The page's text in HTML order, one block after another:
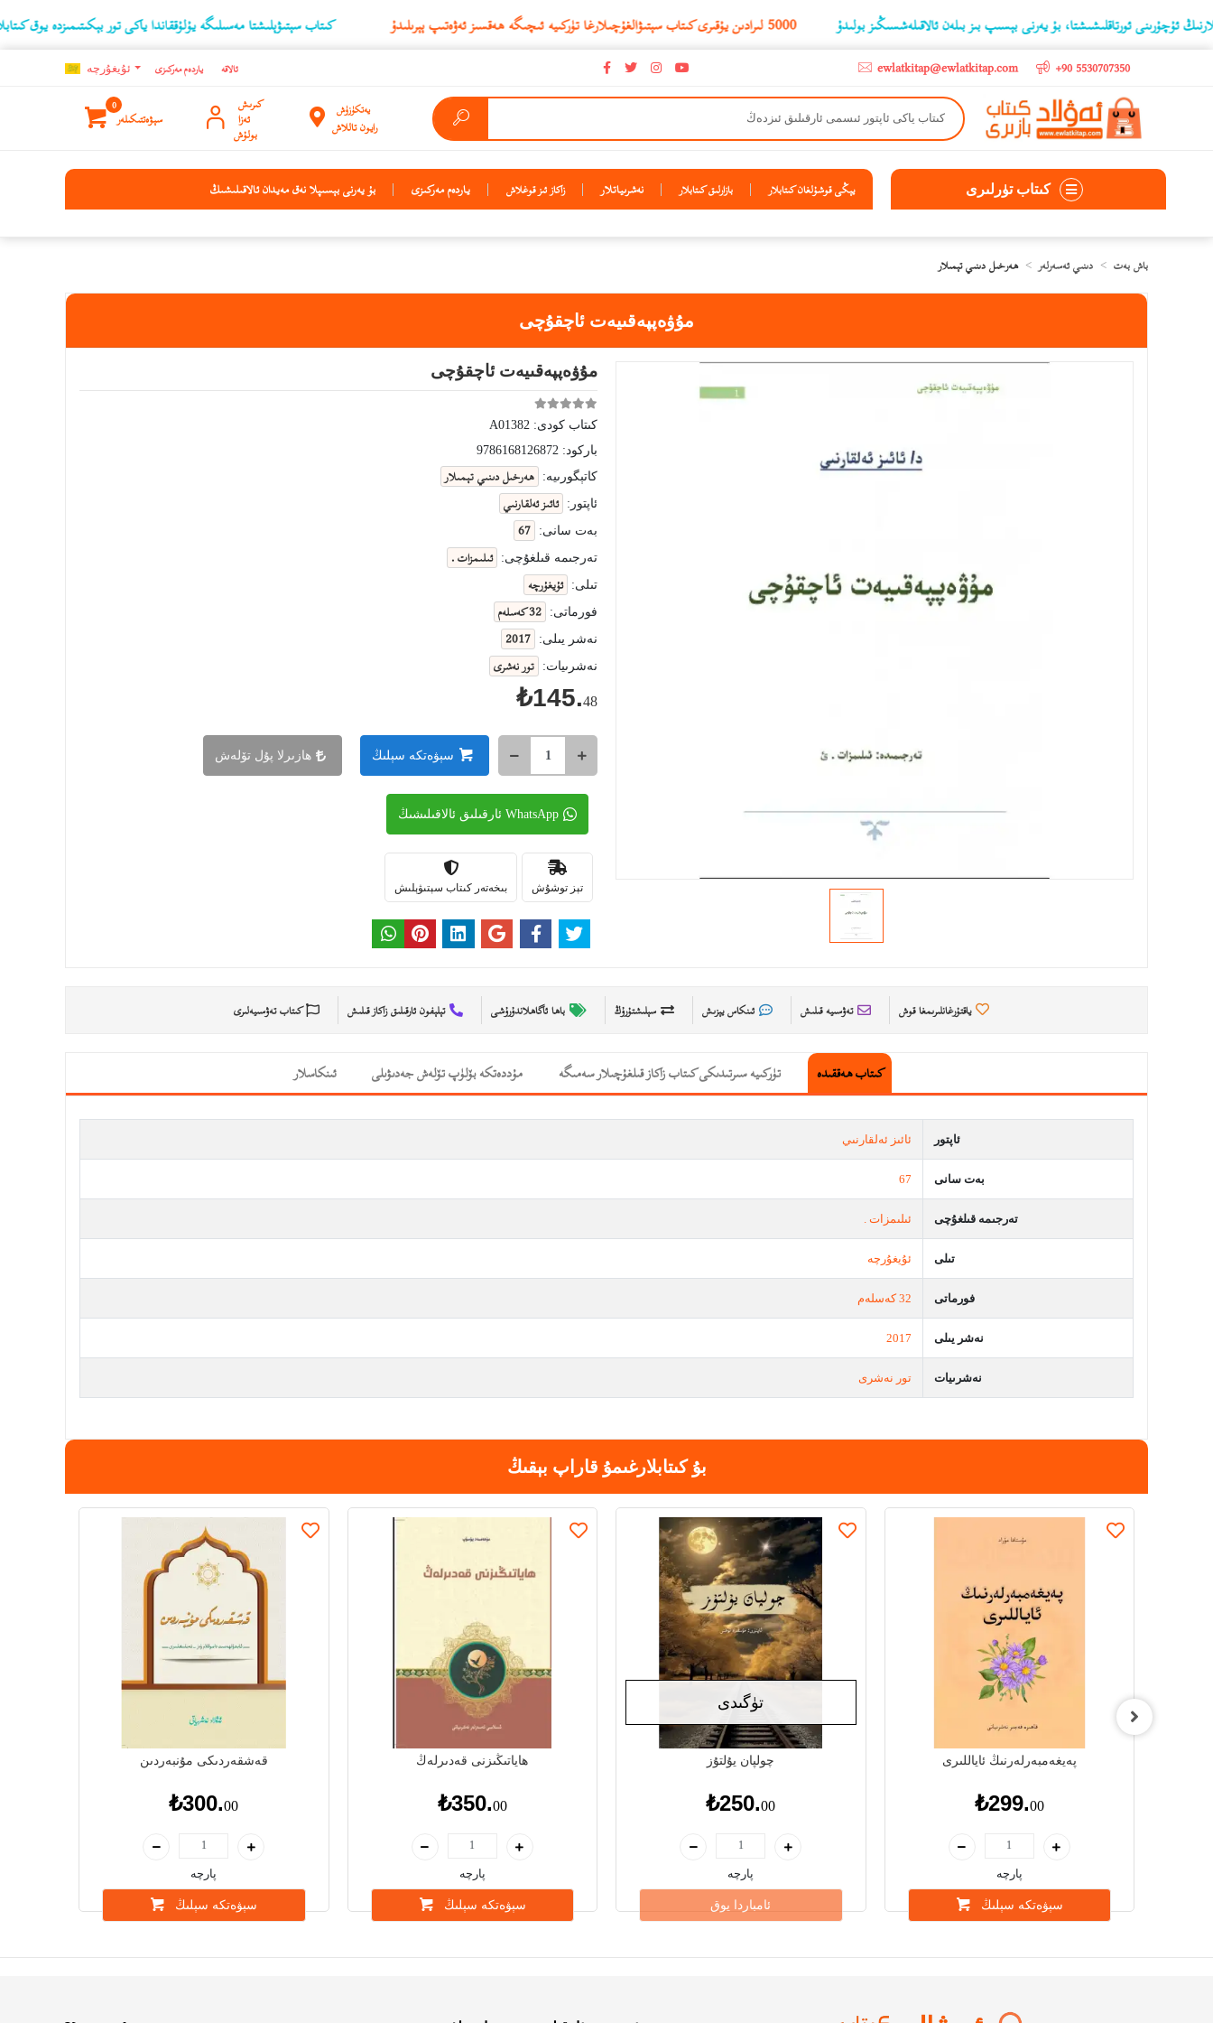
كىتاب سېتىۋېلىشتا مەسىلىگە يۇلۇققاندا ياكى تور بېكىتىمىزدە يوق كىتابلارنىڭ ‫5000 لىرادىن يۇقىرى كىتاب سېتىۋالغۇچىلارغا تۈركىيە ئىچىگە ھەقسىز ئەۋەتىپ ېېرىلىدۇ ئورتاقلىشىشتا، بۇ يەرنى بېسىپ بىز بىلەن ئالاقىلەشسىڭىز بولىدۇ
+90 5530707350
ewlatkitap@ewlatkitap.com ئۇيغۇرچه ياردەم مەركىزى ئالاقە
يەتكۈزۈش
رايون تاللاش
كىرىش
ئەزا
بولۇش
0
سېۋەتتىكىلەر
كىتاب تۈرلىرى يېڭى قوشۇلغان كىتابلار بازارلىق كىتابلار نەشرىياتلار زاكاز ئىز قوغلاش ياردەم مەركىزى بۇ يەرنى بېسىپلا نەق مەيدان ئالاقىلىشىڭ
باش بەت دىنىي ئەسەرلەر ھەرخىل دىنىي تېمىلار
مۇۋەپپەقىيەت ئاچقۇچى
مۇۋەپپەقىيەت ئاچقۇچى
كىتاب كودى: A01382
باركود: 9786168126872
كاتېگورىيە:
ھەرخىل دىنىي تېمىلار
ئاپتور: ئائىز ئەلقارنىي
بەت سانى: 67
تەرجىمە قىلغۇچى: ئىلىمزات .
تىلى: ئۇيغۇرچە
فورماتى: 32 كەسلەم
نەشر يىلى: 2017
نەشرىيات: تور نەشرى
₺145.48
سېۋەتكە سېلىڭ ھازىرلا پۇل تۆلەش
WhatsApp ئارقىلىق ئالاقىلىشىڭ
تېز توشۇش بىخەتەر كىتاب سېتىۋېلىش
ياقتۇرغانلىرىمغا قوش تەۋسىيە قىلىش ئىنكاس يېزىش سېلىشتۇرۇڭ باھا ئاگاھلاندۇرۇشى تېلېفون ئارقىلىق زاكاز قىلىش كىتاب تەۋسىيەلىرى
كىتاب ھەققىدە تۈركىيە سىرتىدىكى كىتاب زاكاز قىلغۇچىلار سەمىگە مۇددەتكە بۆلۈپ تۆلەش جەدىۋىلى ئىنكاسلار
ئاپتور ئائىز ئەلقارنىي
بەت سانى 67
تەرجىمە قىلغۇچى ئىلىمزات .
تىلى ئۇيغۇرچە
فورماتى 32 كەسلەم
نەشر يىلى 2017
نەشرىيات تور نەشرى
بۇ كىتابلارغىمۇ قاراپ بېقىڭ
قەشقەردىكى مۇنبەردىن
₺300.00
پارچە
سېۋەتكە سېلىڭ
ھاياتىڭىزنى قەدىرلەڭ
₺350.00
پارچە
سېۋەتكە سېلىڭ
تۈگىدى
چولپان يۇلتۇز
₺250.00
پارچە
ئامباردا يوق
پەيغەمبەرلەرنىڭ ئاياللىرى
₺299.00
پارچە
سېۋەتكە سېلىڭ